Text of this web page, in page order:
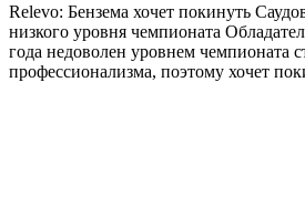
Relevo: Бензема хочет покинуть
низкого уровня чемпионата
года недоволен уровнем чемпионата
профессионализма, поэтому хочет